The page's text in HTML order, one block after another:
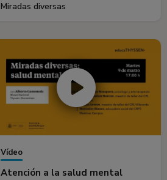
Miradas diversas
Vídeo
Atención a la salud mental